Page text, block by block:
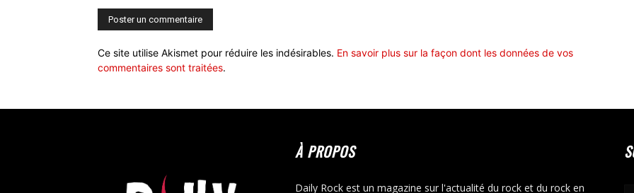
Ce site utilise Akismet pour réduire les indésirables. En savoir plus sur la façon dont les données de vos
commentaires sont traitées.
À PROPOS
Daily Rock est un magazine sur l'actualité du rock et du rock en